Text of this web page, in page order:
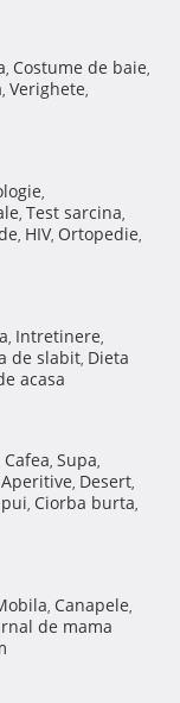
, Costume de baie,
, Verighete,
,
, Test sarcina,
, HIV, Ortopedie,
, Intretinere,
de slabit, Dieta
acasa
Cafea, Supa,
Aperitive, Desert,
, Ciorba burta,
, Canapele,
de mama